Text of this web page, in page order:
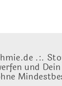
.:.
und